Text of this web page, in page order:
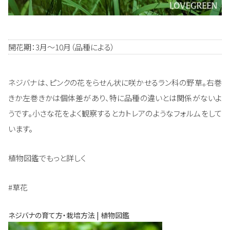
開花期：3月～10月（品種による）
ネジバナは、ピンクの花をらせん状に咲かせるラン科の野草。右巻
きか左巻きかは個体差があり、特に品種の違いとは関係がないよ
うです。小さな花をよく観察するとカトレアのようなフォルムをして
います。
植物図鑑でもっと詳しく
#草花
ネジバナの育て方・栽培方法 | 植物図鑑